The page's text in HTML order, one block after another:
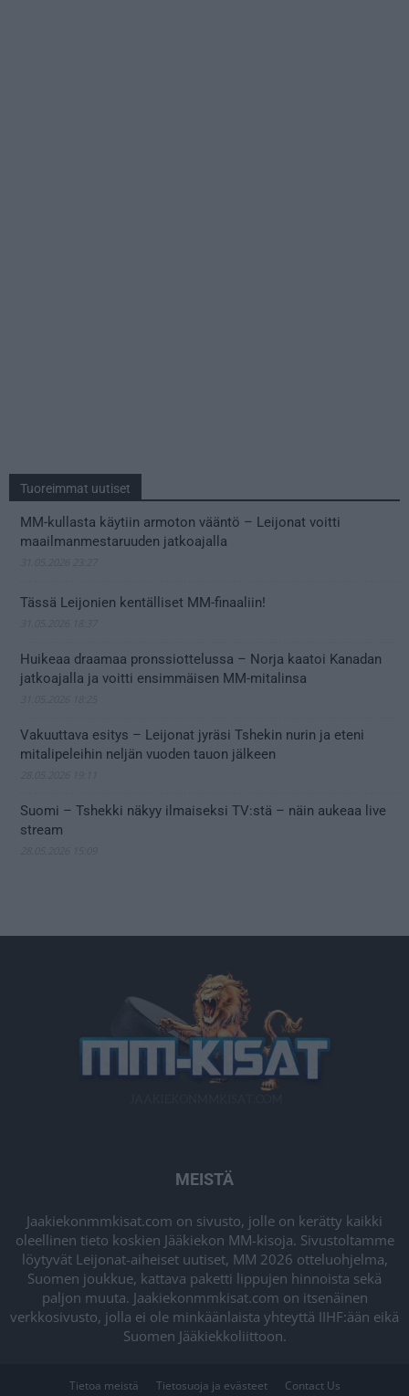
Tuoreimmat uutiset
MM-kullasta käytiin armoton vääntö – Leijonat voitti
maailmanmestaruuden jatkoajalla
Tässä Leijonien kentälliset MM-finaaliin!
Huikeaa draamaa pronssiottelussa – Norja kaatoi Kanadan
jatkoajalla ja voitti ensimmäisen MM-mitalinsa
Vakuuttava esitys – Leijonat jyräsi Tshekin nurin ja eteni
mitalipeleihin neljän vuoden tauon jälkeen
Suomi – Tshekki näkyy ilmaiseksi TV:stä – näin aukeaa live
stream
MEISTÄ
Jaakiekonmmkisat.com on sivusto, jolle on kerätty kaikki
oleellinen tieto koskien Jääkiekon MM-kisoja. Sivustoltamme
löytyvät Leijonat-aiheiset uutiset, MM 2026 otteluohjelma,
Suomen joukkue, kattava paketti lippujen hinnoista sekä
paljon muuta. Jaakiekonmmkisat.com on itsenäinen
verkkosivusto, jolla ei ole minkäänlaista yhteyttä IIHF:ään eikä
Suomen Jääkiekkoliittoon.
Tietoa meistä Tietosuoja ja evästeet Contact Us